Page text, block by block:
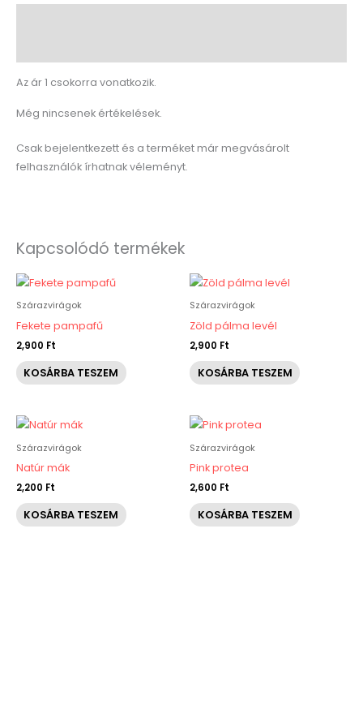
Az ár 1 csokorra vonatkozik.
Még nincsenek értékelések.
Csak bejelentkezett és a terméket már megvásárolt
felhasználók írhatnak véleményt.
Kapcsolódó termékek
Szárazvirágok
Fekete pampafű
2,900 Ft
KOSÁRBA TESZEM
Szárazvirágok
Zöld pálma levél
2,900 Ft
KOSÁRBA TESZEM
Szárazvirágok
Natúr mák
2,200 Ft
KOSÁRBA TESZEM
Szárazvirágok
Pink protea
2,600 Ft
KOSÁRBA TESZEM